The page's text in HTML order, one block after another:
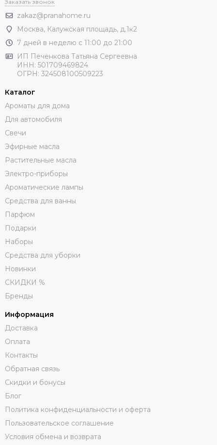
Заказать звонок
zakaz@pranahome.ru
Москва, Калужская площадь, д.1к2
7 дней в неделю с 11:00 до 21:00
ИП Печенкова Татьяна Сергеевна
ИНН: 501709469824
ОГРН: 324508100509223
Каталог
Ароматы для дома
Для автомобиля
Свечи
Эфирные масла
Растительные масла
Электро-приборы
Ароматические лампы
Средства для ванны
Парфюм
Подарки
Наборы
Средства для уборки
Новинки
СКИДКИ %
Бренды
Информация
Доставка
Оплата
Контакты
Обратная связь
Скидки и бонусы
Блог
Политика конфиденциальности и оферта
Пользовательское соглашение
Условия обмена и возврата